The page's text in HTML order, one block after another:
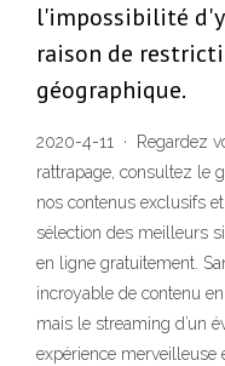
l'impossibilité d'y
raison de
géographique.
2020-4-11 · Regardez
rattrapage, consultez le
nos contenus exclusifs
sélection des meilleurs
en ligne gratuitement.
incroyable de contenu
mais le streaming d’un
expérience merveilleuse